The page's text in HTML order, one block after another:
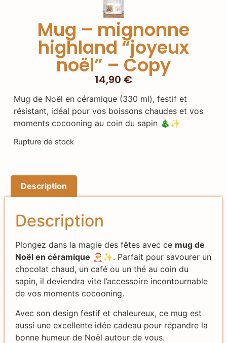
Mug – mignonne
highland “joyeux
noël” – Copy
14,90 €
Mug de Noël en céramique (330 ml), festif et
résistant, idéal pour vos boissons chaudes et vos
moments cocooning au coin du sapin 🎄✨
Rupture de stock
Description
Description
Plongez dans la magie des fêtes avec ce mug de
Noël en céramique 🎅✨. Parfait pour savourer un
chocolat chaud, un café ou un thé au coin du
sapin, il deviendra vite l’accessoire incontournable
de vos moments cocooning.
Avec son design festif et chaleureux, ce mug est
aussi une excellente idée cadeau pour répandre la
bonne humeur de Noël autour de vous.